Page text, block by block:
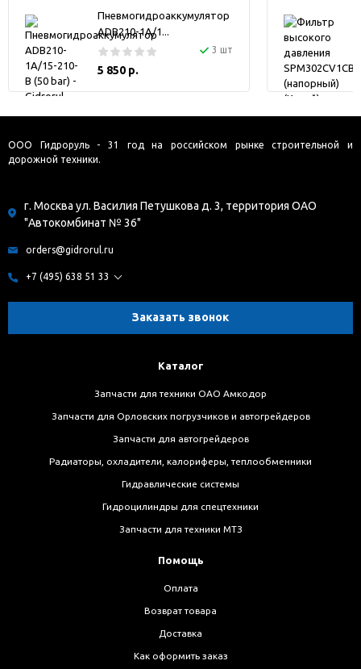
Пневмогидроаккумулятор
ADB210-1A/1...
3 шт
5 850 р.
ООО Гидроруль - 31 год на российском рынке строительной и
дорожной техники.
г. Москва ул. Василия Петушкова д. 3, территория ОАО
"Автокомбинат № 36"
orders@gidrorul.ru
+7 (495) 638 51 33
Заказать звонок
Каталог
Запчасти для техники ОАО Амкодор
Запчасти для Орловских погрузчиков и автогрейдеров
Запчасти для автогрейдеров
Радиаторы, охладители, калориферы, теплообменники
Гидравлические системы
Гидроцилиндры для спецтехники
Запчасти для техники МТЗ
Помощь
Оплата
Возврат товара
Доставка
Как оформить заказ